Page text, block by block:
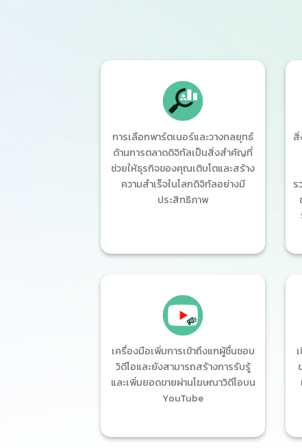
การเลือกพาร์ตเนอร์และวางกลยุทธ์
ด้านการตลาดดิจิทัลเป็นสิ่งสำคัญที่
ช่วยให้ธุรกิจของคุณเติบโตและสร้าง
ความสำเร็จในโลกดิจิทัลอย่างมี
ประสิทธิภาพ
สิ่
ร
เครื่องมือเพิ่มการเข้าถึงแกผู้ชื่นชอบ
วิดีโอและยังสามารถสร้างการรับรู้
และเพิ่มยอดขายผ่านโฆษณาวิดีโอบน
YouTube